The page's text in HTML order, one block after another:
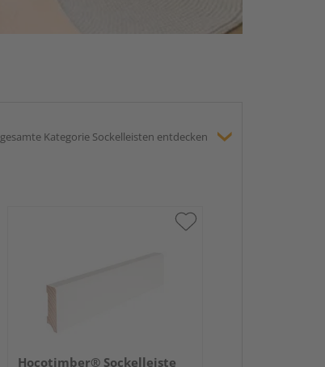
gesamte Kategorie Sockelleisten entdecken
Hocotimber® Sockelleiste